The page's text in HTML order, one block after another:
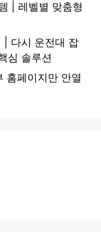
| 레벨별 맞춤형
| 다시 운전대 잡
심 솔루션
홈페이지만 안열